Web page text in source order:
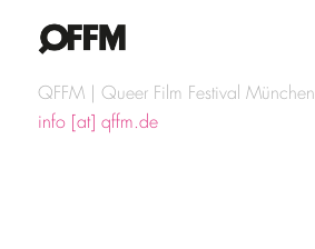
QFFM | Queer Film Festival München
info [at] qffm.de